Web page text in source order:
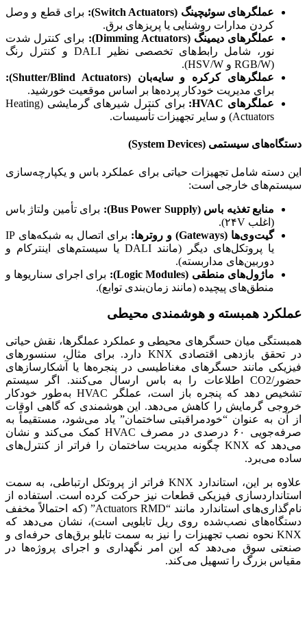
عملگرهای سوئیچینگ (Switch Actuators):
برای قطع و وصل
کردن مدارات روشنایی یا پریزهای برق.
عملگرهای دیمینگ (Dimming Actuators):
برای کنترل شدت
نور، شامل رابط‌های تخصصی نظیر DALI و کنترل رنگ
(RGB/W و HSV/W).
عملگرهای کرکره و سایه‌بان (Shutter/Blind Actuators):
برای مدیریت خودکار پرده‌ها بر اساس موقعیت خورشید.
عملگرهای HVAC:
برای کنترل شیرهای گرمایشی (Heating
Actuators) و سایر تجهیزات تأسیسات.
دستگاه‌های سیستمی (System Devices)
این دسته شامل تجهیزات حیاتی برای عملکرد باس و یکپارچه‌سازی
سیستم‌های خارجی است:
منابع تغذیه باس (Bus Power Supply):
برای تأمین ولتاژ باس
(اغلب ۲۴V).
گیت‌وی‌ها (Gateways) و روترها:
برای اتصال به شبکه‌های IP
یا پروتکل‌های دیگر (مانند DALI یا سیستم‌های اینترکام و
دوربین‌های مداربسته).
ماژول‌های منطقی (Logic Modules):
برای اجرای سناریوها و
منطق‌های پیچیده (مانند زمان‌بندی توابع).
عملکرد همبسته و هوشمندی محیطی
همبستگی میان حسگرهای محیطی و عملکرد عملگرها، نقش حیاتی
در تحقق بازدهی اقتصادی KNX دارد. برای مثال، سنسورهای
فیزیکی مانند حسگرهای مغناطیسی در پنجره‌ها یا آشکارسازهای
حضور/CO2 اطلاعات را به باس ارسال می‌کنند. اگر سیستم
تشخیص دهد که پنجره باز است، عملگر HVAC به‌طور خودکار
خروجی گرمایش را کاهش می‌دهد. این هوشمندی که گاهی اوقات
از آن به عنوان “خودمراقبتی ساختمان” یاد می‌شود، مستقیماً به
صرفه‌جویی ۶۰ درصدی در مصرف HVAC کمک می‌کند و نشان
می‌دهد که KNX چگونه مدیریت ساختمان را فراتر از کنترل‌های
ساده می‌برد.
علاوه بر این، استاندارد KNX فراتر از پروتکل ارتباطی، به سمت
استانداردسازی فیزیکی قطعات نیز حرکت کرده است. استفاده از
نام‌گذاری‌های استاندارد مانند “Actuators RMD” (که احتمالاً مخفف
دستگاه‌های نصب‌شده روی ریل تابلویی است)، نشان می‌دهد که
KNX نحوه نصب تجهیزات را نیز به سمت تابلو برق‌های حرفه‌ای و
صنعتی سوق می‌دهد که این امر نگهداری و اجرای پروژه‌ها در
مقیاس بزرگ را تسهیل می‌کند.